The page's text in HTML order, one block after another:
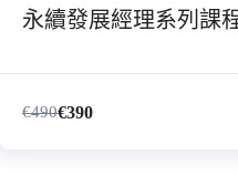
永續發展經理系列課
€490€390